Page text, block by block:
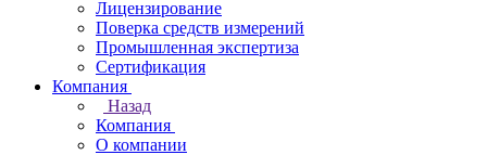
Лицензирование
Поверка средств измерений
Промышленная экспертиза
Сертификация
Компания
Назад
Компания
О компании